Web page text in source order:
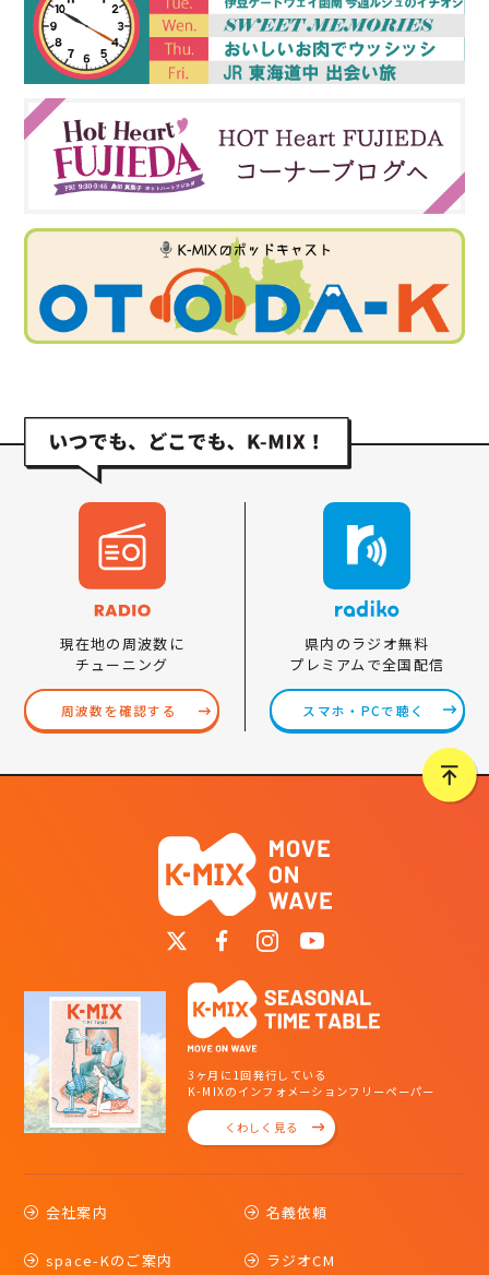
現在地の周波数に
チューニング
周波数を確認する
県内のラジオ無料
プレミアムで全国配信
スマホ・PCで聴く
3ヶ月に1回発行している
K-MIXのインフォメーションフリーペーパー
くわしく見る
会社案内 名義依頼
space-Kのご案内 ラジオCM